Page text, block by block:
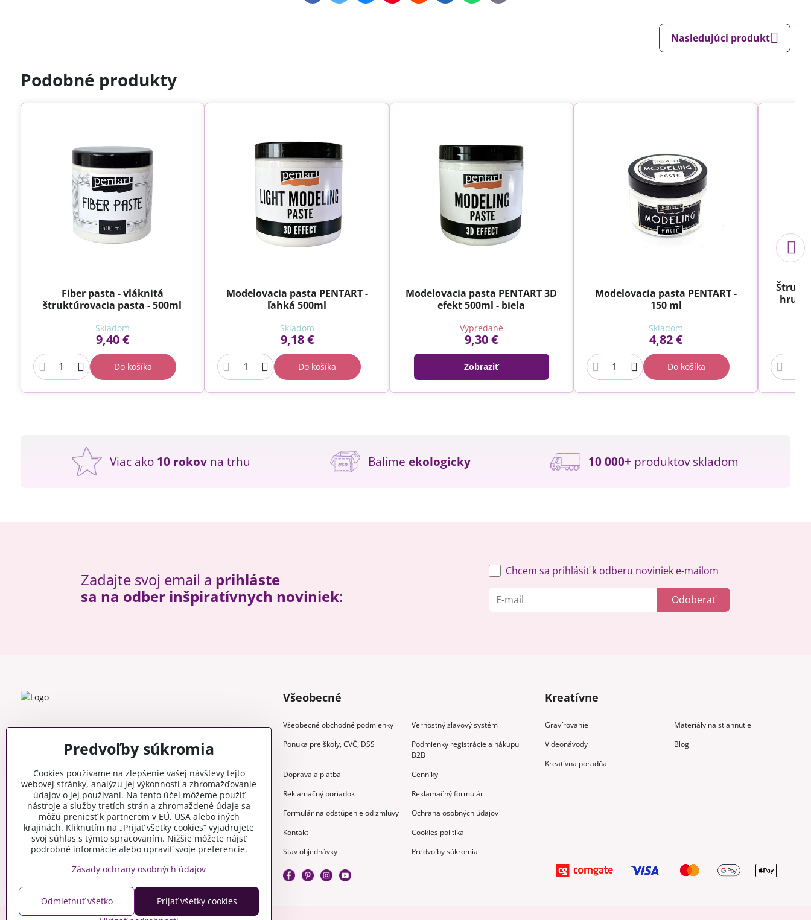
mail
Nasledujúci produkt
Podobné produkty
Fiber pasta - vláknitá
štruktúrovacia pasta - 500ml
Skladom
9,40 €
Do košíka
Modelovacia pasta PENTART -
ľahká 500ml
Skladom
9,18 €
Do košíka
Modelovacia pasta PENTART 3D
efekt 500ml - biela
Vypredané
9,30 €
Zobraziť
Modelovacia pasta PENTART -
150 ml
Skladom
4,82 €
Do košíka
Viac ako 10 rokov na trhu Balíme ekologicky 10 000+ produktov skladom
Zadajte svoj email a prihláste
sa na odber inšpiratívnych noviniek: Odoberať
Chcem sa prihlásiť k odberu noviniek e-mailom
Všeobecné
Všeobecné obchodné podmienky
Vernostný zľavový systém
Ponuka pre školy, CVČ, DSS
Podmienky registrácie a nákupu
B2B
Doprava a platba
Cenníky
Reklamačný poriadok
Reklamačný formulár
Formulár na odstúpenie od zmluvy
Ochrana osobných údajov
Kontakt
Cookies politika
Stav objednávky
Predvoľby súkromia
Kreatívne
Gravírovanie
Materiály na stiahnutie
Videonávody
Blog
Kreatívna poradňa
Predvoľby súkromia
Cookies používame na zlepšenie vašej návštevy tejto
webovej stránky, analýzu jej výkonnosti a zhromažďovanie
údajov o jej používaní. Na tento účel môžeme použiť
nástroje a služby tretích strán a zhromaždené údaje sa
môžu preniesť k partnerom v EÚ, USA alebo iných
krajinách. Kliknutím na „Prijať všetky cookies“ vyjadrujete
svoj súhlas s týmto spracovaním. Nižšie môžete nájsť
podrobné informácie alebo upraviť svoje preferencie.
Zásady ochrany osobných údajov
Prijať všetky cookies
Odmietnuť všetko